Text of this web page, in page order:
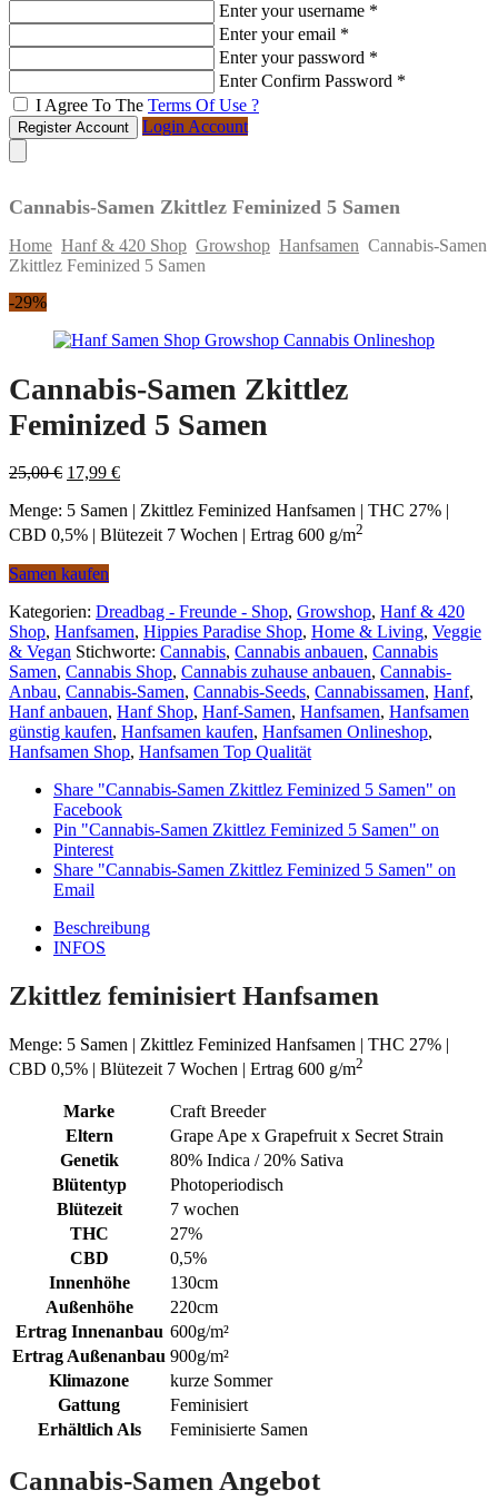
Enter your username *
Enter your email *
Enter your password *
Enter Confirm Password *
I Agree To The Terms Of Use ?
Register Account Login Account
Cannabis-Samen Zkittlez Feminized 5 Samen
Home Hanf & 420 Shop Growshop Hanfsamen Cannabis-Samen
Zkittlez Feminized 5 Samen
Skip
content
-29%
Cannabis-Samen Zkittlez
Feminized 5 Samen
25,00€ Original
was:
25,00 €.
17,99 €Current
is:
17,99 €.
Menge: 5 Samen | Zkittlez Feminized Hanfsamen | THC 27% |
CBD 0,5% | Blütezeit 7 Wochen | Ertrag 600 g/m2
Samen kaufen
Kategorien: Dreadbag - Freunde - Shop, Growshop, Hanf & 420
Shop, Hanfsamen, Hippies Paradise Shop, Home & Living, Veggie
& Vegan Stichworte: Cannabis, Cannabis anbauen, Cannabis
Samen, Cannabis Shop, Cannabis zuhause anbauen, Cannabis-
Anbau, Cannabis-Samen, Cannabis-Seeds, Cannabissamen, Hanf,
Hanf anbauen, Hanf Shop, Hanf-Samen, Hanfsamen, Hanfsamen
günstig kaufen, Hanfsamen kaufen, Hanfsamen Onlineshop,
Hanfsamen Shop, Hanfsamen Top Qualität
Share "Cannabis-Samen Zkittlez Feminized 5 Samen" on
Facebook
Pin "Cannabis-Samen Zkittlez Feminized 5 Samen" on
Pinterest
Share "Cannabis-Samen Zkittlez Feminized 5 Samen" on
Email
Beschreibung
INFOS
Zkittlez feminisiert Hanfsamen
Menge: 5 Samen | Zkittlez Feminized Hanfsamen | THC 27% |
CBD 0,5% | Blütezeit 7 Wochen | Ertrag 600 g/m2
Marke
Craft Breeder
Eltern
Grape Ape x Grapefruit x Secret Strain
Genetik
80% Indica / 20% Sativa
Blütentyp
Photoperiodisch
Blütezeit
7 wochen
THC
27%
CBD
0,5%
Innenhöhe
130cm
Außenhöhe
220cm
Ertrag Innenanbau 600g/m²
Ertrag Außenanbau 900g/m²
Klimazone
kurze Sommer
Gattung
Feminisiert
Erhältlich Als
Feminisierte Samen
Cannabis-Samen Angebot